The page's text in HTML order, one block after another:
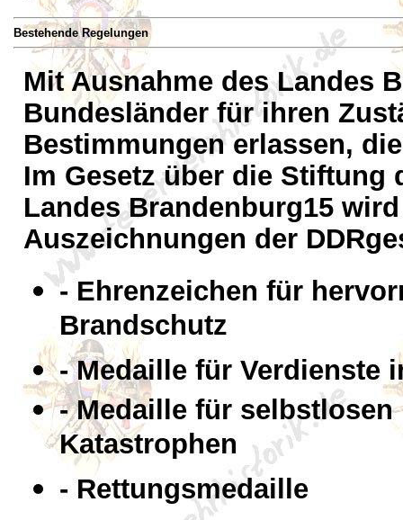
Bestehende Regelungen
Mit Ausnahme des Landes
Bundesländer für ihren
Bestimmungen erlassen,
Im Gesetz über die Stiftung
Landes Brandenburg15
Auszeichnungen der
- Ehrenzeichen für
Brandschutz
- Medaille für Verdienste
- Medaille für
Katastrophen
- Rettungsmedaille